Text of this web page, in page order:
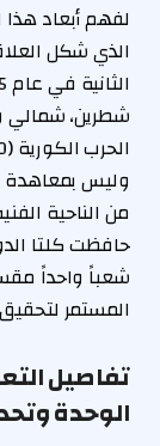
لفهم أبعاد هذا
الذي شكل
شطرين، شمالي
وليس بمعاهدة
من الناحية
حافظت كلتا
شعباً واحداً
المستمر
تفاصيل
الوحدة